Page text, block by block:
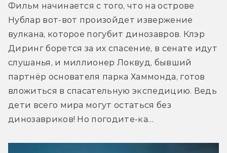
Фильм начинается с того, что на острове
Нублар вот-вот произойдет извержение
вулкана, которое погубит динозавров. Клэр
Диринг борется за их спасение, в сенате идут
слушанья, и миллионер Локвуд, бывший
партнёр основателя парка Хаммонда, готов
вложиться в спасательную экспедицию. Ведь
дети всего мира могут остаться без
динозавриков! Но погодите-ка…